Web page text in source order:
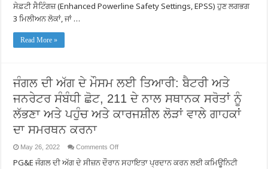
ਹੁੰਦਾ
ਖੇਤਰਾਂ
ਵਿੱਚ
ਵਿਸਤ੍ਰਿਤ
ਪਾਵਰਲਾਈਨ
ਸੁਰੱਖਿਆ
ਸੈਟਿੰਗਾਂ
ਸੇਫ਼ਟੀ ਸੈਟਿੰਗਜ਼ (Enhanced Powerline Safety Settings, EPSS) ਹੁਣ ਲਗਭਗ
3 ਮਿਲੀਅਨ ਲੋਕਾਂ, ਜਾਂ …
Read More »
ਜੰਗਲ ਦੀ ਅੱਗ ਦੇ ਮੌਸਮ ਲਈ ਤਿਆਰੀ: ਬੈਟਰੀ ਅਤੇ
ਜਨਰੇਟਰ ਸੰਬੰਧੀ ਛੋਟ, 211 ਦੇ ਨਾਲ ਸਥਾਨਕ ਸਰੋਤਾਂ ਨੂੰ
ਲੱਭਣਾ ਅਤੇ ਪਹੁੰਚ ਅਤੇ ਕਾਰਜਸ਼ੀਲ ਲੋੜਾਂ ਵਾਲੇ ਗਾਹਕਾਂ
ਦਾ ਸਮਰਥਨ ਕਰਨਾ
May 26, 2022 Comments Offon
ਦੀ
PG&E ਜੰਗਲ ਦੀ ਅੱਗ ਦੇ ਸੀਜ਼ਨ ਦੌਰਾਨ ਸਹਾਇਤਾ ਪ੍ਰਦਾਨ ਕਰਨ ਲਈ ਕਮਿਊਨਿਟੀ